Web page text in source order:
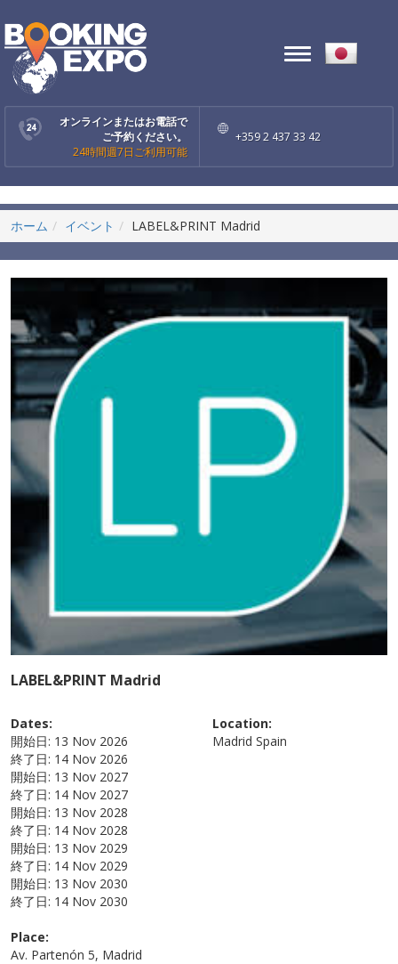
オンラインまたはお電話で
ご予約ください。
24時間週7日ご利用可能
+359 2 437 33 42
Toggle
ホーム イベント LABEL&PRINT Madrid
LABEL&PRINT Madrid
Dates:
開始日: 13 Nov 2026
終了日: 14 Nov 2026
開始日: 13 Nov 2027
終了日: 14 Nov 2027
開始日: 13 Nov 2028
終了日: 14 Nov 2028
開始日: 13 Nov 2029
終了日: 14 Nov 2029
開始日: 13 Nov 2030
終了日: 14 Nov 2030
Location:
Madrid Spain
Place:
Av. Partenón 5, Madrid